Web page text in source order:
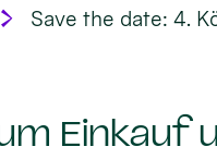
Save the date: 4.
Einkauf